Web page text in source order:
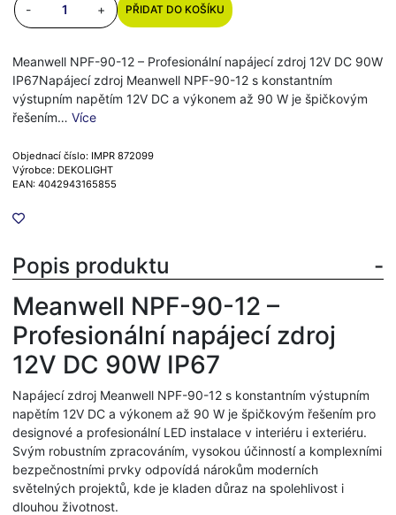
- + PŘIDAT DO KOŠÍKU
Meanwell NPF-90-12 – Profesionální napájecí zdroj 12V DC 90W
IP67Napájecí zdroj Meanwell NPF-90-12 s konstantním
výstupním napětím 12V DC a výkonem až 90 W je špičkovým
řešením… Více
Objednací číslo: IMPR 872099
Výrobce: DEKOLIGHT
EAN: 4042943165855
Popis produktu
Meanwell NPF-90-12 –
Profesionální napájecí zdroj
12V DC 90W IP67
Napájecí zdroj Meanwell NPF-90-12 s konstantním výstupním
napětím 12V DC a výkonem až 90 W je špičkovým řešením pro
designové a profesionální LED instalace v interiéru i exteriéru.
Svým robustním zpracováním, vysokou účinností a komplexními
bezpečnostními prvky odpovídá nárokům moderních
světelných projektů, kde je kladen důraz na spolehlivost i
dlouhou životnost.